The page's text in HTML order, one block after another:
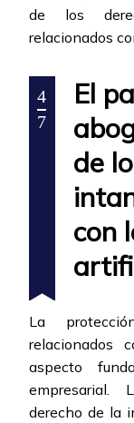
de los
relacionados
4
7
El
de
con
La
relacionados
aspecto
empresarial.
derecho de la